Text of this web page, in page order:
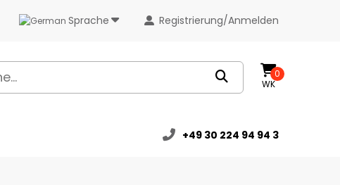
Sprache Registrierung/Anmelden
WK
0
+49 30 224 94 94 3